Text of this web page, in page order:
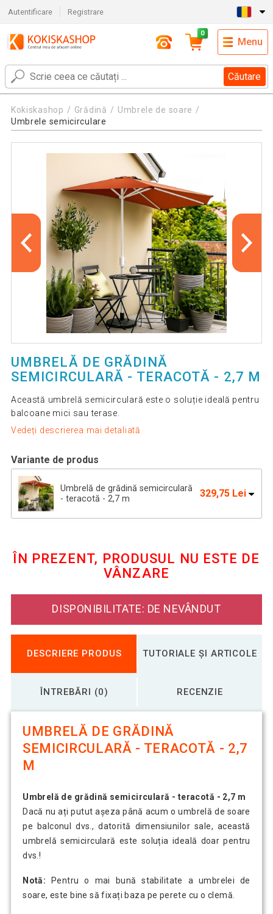
Autentificare Registrare
Căutare
0
Menu
Kokiskashop Grădină
Umbrele de soare
Umbrele semicirculare
UMBRELĂ DE GRĂDINĂ
SEMICIRCULARĂ - TERACOTĂ - 2,7 M
Această umbrelă semicirculară este o soluție ideală pentru
balcoane mici sau terase.
Vedeți descrierea mai detaliată
Variante de produs
Umbrelă de grădină semicirculară
- teracotă - 2,7 m
329,75 Lei
Umbrelă de grădină semicirculară -
Umbrelă de grădină semicirculară-
albastru închis-2,7m
ÎN PREZENT, PRODUSUL NU ESTE DE
VÂNZARE
DISPONIBILITATE: DE NEVÂNDUT
DESCRIERE PRODUS TUTORIALE ȘI ARTICOLE
ÎNTREBĂRI (0) RECENZIE
UMBRELĂ DE GRĂDINĂ
SEMICIRCULARĂ - TERACOTĂ - 2,7
M
Umbrelă de grădină semicirculară - teracotă - 2,7 m
Dacă nu ați putut așeza până acum o umbrelă de soare
pe balconul dvs., datorită dimensiunilor sale, această
umbrelă semicirculară este soluția ideală doar pentru
dvs.!
Notă: Pentru o mai bună stabilitate a umbrelei de
soare, este bine să fixați baza pe perete cu o clemă.